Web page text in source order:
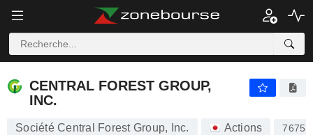
CENTRAL FOREST GROUP,
INC.
Société Central Forest Group, Inc. Actions 7675